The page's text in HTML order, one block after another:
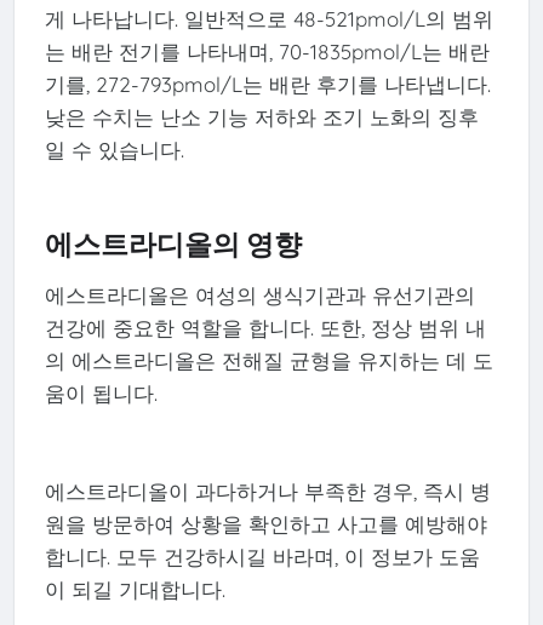
게 나타납니다. 일반적으로 48-521pmol/L의 범위
는 배란 전기를 나타내며, 70-1835pmol/L는 배란
기를, 272-793pmol/L는 배란 후기를 나타냅니다.
낮은 수치는 난소 기능 저하와 조기 노화의 징후
일 수 있습니다.
에스트라디올의 영향
에스트라디올은 여성의 생식기관과 유선기관의
건강에 중요한 역할을 합니다. 또한, 정상 범위 내
의 에스트라디올은 전해질 균형을 유지하는 데 도
움이 됩니다.
에스트라디올이 과다하거나 부족한 경우, 즉시 병
원을 방문하여 상황을 확인하고 사고를 예방해야
합니다. 모두 건강하시길 바라며, 이 정보가 도움
이 되길 기대합니다.